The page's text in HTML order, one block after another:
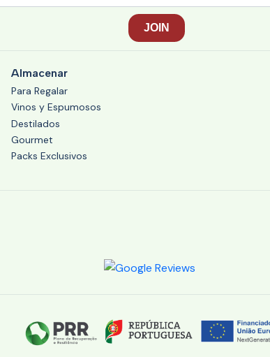
Almacenar
Para Regalar
Vinos y Espumosos
Destilados
Gourmet
Packs Exclusivos